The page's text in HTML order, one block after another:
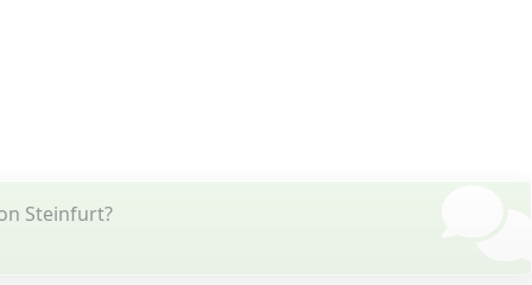
Steinfurt?